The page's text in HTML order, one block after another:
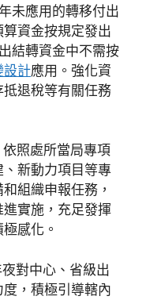
未應用的轉移付出
資金按規定發出
結轉資金中不需按
設計應用。強化資
退稅等有關任務
照處所當局專項
新動力項目等專
組織申報任務，
實施，充足發揮
感化。
對中心、省級出
，積極引導轄內